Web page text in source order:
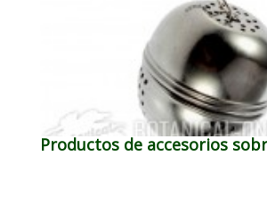
Productos de accesorios